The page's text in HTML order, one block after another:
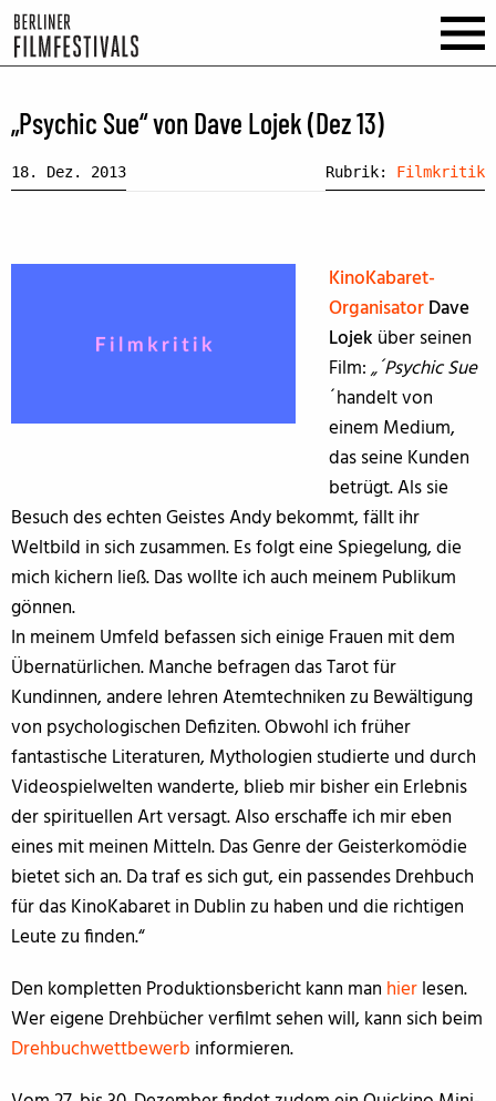
„Psychic Sue“ von Dave Lojek (Dez 13)
18. Dez. 2013 Rubrik: Filmkritik
KinoKabaret-
OrganisatorDave
Lojek über seinen
Film:„´Psychic Sue
´handelt von
einem Medium,
das seine Kunden
betrügt. Als sie
Besuch des echten Geistes Andy bekommt, fällt ihr
Weltbild in sich zusammen. Es folgt eine Spiegelung, die
mich kichern ließ. Das wollte ich auch meinem Publikum
gönnen.
In meinem Umfeld befassen sich einige Frauen mit dem
Übernatürlichen. Manche befragen das Tarot für
Kundinnen, andere lehren Atemtechniken zu Bewältigung
von psychologischen Defiziten. Obwohl ich früher
fantastische Literaturen, Mythologien studierte und durch
Videospielwelten wanderte, blieb mir bisher ein Erlebnis
der spirituellen Art versagt. Also erschaffe ich mir eben
eines mit meinen Mitteln. Das Genre der Geisterkomödie
bietet sich an. Da traf es sich gut, ein passendes Drehbuch
für das KinoKabaret in Dublin zu haben und die richtigen
Leute zu finden.“
Den kompletten Produktionsbericht kann man hierlesen.
Wer eigene Drehbücher verfilmt sehen will, kann sich beim
Drehbuchwettbewerb informieren.